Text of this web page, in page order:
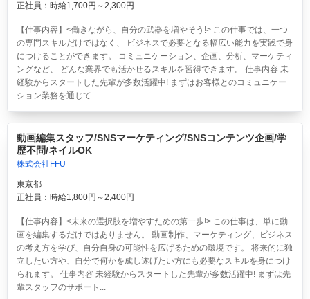
正社員：時給1,700円～2,300円
【仕事内容】<働きながら、自分の武器を増やそう!> この仕事では、一つ
の専門スキルだけではなく、 ビジネスで必要となる幅広い能力を実践で身
につけることができます。 コミュニケーション、企画、分析、マーケティ
ングなど、 どんな業界でも活かせるスキルを習得できます。 仕事内容 未
経験からスタートした先輩が多数活躍中! まずはお客様とのコミュニケー
ション業務を通じて...
動画編集スタッフ/SNSマーケティング/SNSコンテンツ企画/学
歴不問/ネイルOK
株式会社FFU
東京都
正社員：時給1,800円～2,400円
【仕事内容】<未来の選択肢を増やすための第一歩!> この仕事は、単に動
画を編集するだけではありません。 動画制作、マーケティング、ビジネス
の考え方を学び、自分自身の可能性を広げるための環境です。 将来的に独
立したい方や、自分で何かを成し遂げたい方にも必要なスキルを身につけ
られます。 仕事内容 未経験からスタートした先輩が多数活躍中! まずは先
輩スタッフのサポート...